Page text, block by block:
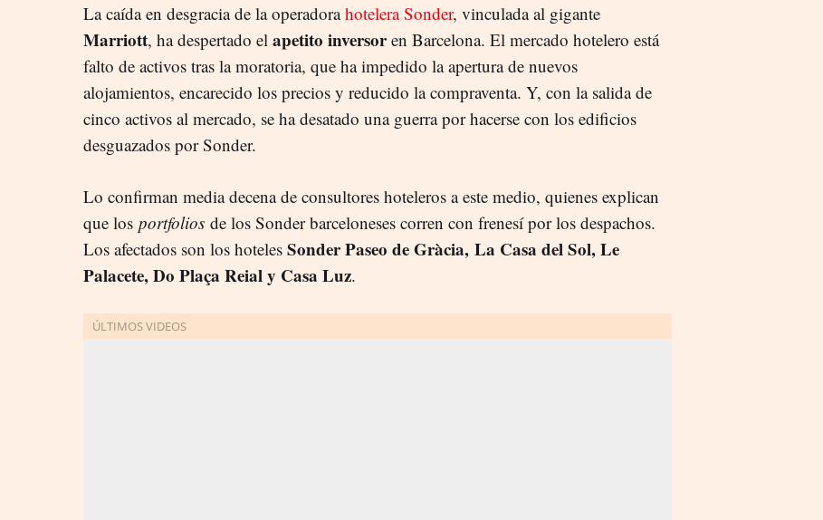
La caída en desgracia de la operadorahotelera Sonder, vinculada al gigante
Marriott, ha despertado el apetito inversoren Barcelona. El mercado hotelero está
falto de activos tras la moratoria, que ha impedido la apertura de nuevos
alojamientos, encarecido los precios y reducido la compraventa. Y, con la salida de
cinco activos al mercado, se ha desatado una guerra por hacerse con los edificios
desguazados por Sonder.
Lo confirman media decena de consultores hoteleros a este medio, quienes explican
que los portfolios de los Sonder barceloneses corren con frenesí por los despachos.
Los afectados son los hoteles Sonder Paseo de Gràcia, La Casa del Sol, Le
Palacete, Do Plaça Reial y Casa Luz.